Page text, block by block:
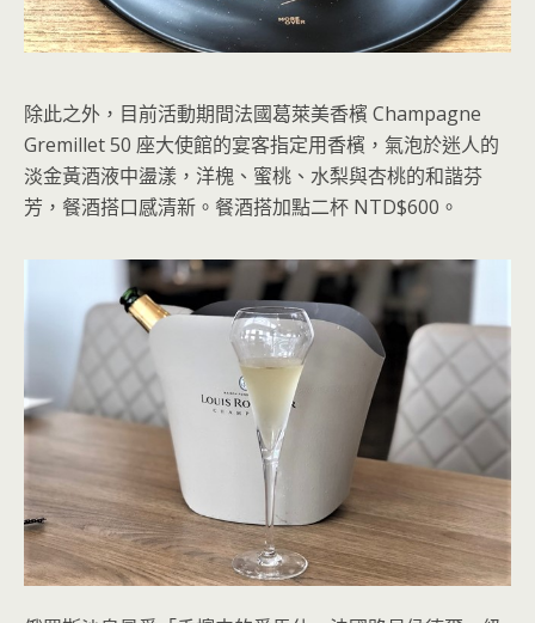
除此之外，目前活動期間法國葛萊美香檳 Champagne
Gremillet 50 座大使館的宴客指定用香檳，氣泡於迷人的
淡金黃酒液中盪漾，洋槐、蜜桃、水梨與杏桃的和諧芬
芳，餐酒搭口感清新。餐酒搭加點二杯 NTD$600。